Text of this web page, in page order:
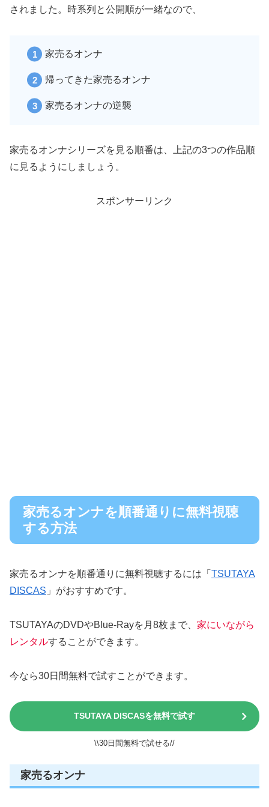
されました。時系列と公開順が一緒なので、
家売るオンナ
帰ってきた家売るオンナ
家売るオンナの逆襲
家売るオンナシリーズを見る順番は、上記の3つの作品順
に見るようにしましょう。
スポンサーリンク
家売るオンナを順番通りに無料視聴
する方法
家売るオンナを順番通りに無料視聴するには「 TSUTAYA
DISCAS 」がおすすめです。
TSUTAYAのDVDやBlue-Rayを月8枚まで、 家にいながら
レンタルすることができます。
今なら30日間無料で試すことができます。
TSUTAYA DISCASを無料で試す
\\30日間無料で試せる//
家売るオンナ